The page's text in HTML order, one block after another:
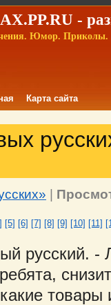
-
Юмор. Приколы.
Карта сайта
|
[5] [6] [7] [8] [9] [10] [11]
русский. -
товары